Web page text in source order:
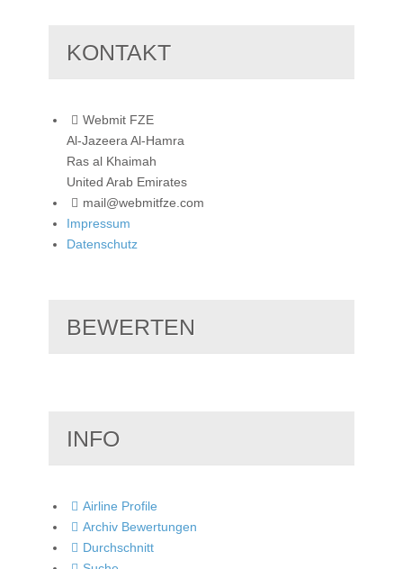
KONTAKT
Webmit FZE
Al-Jazeera Al-Hamra
Ras al Khaimah
United Arab Emirates
mail@webmitfze.com
Impressum
Datenschutz
BEWERTEN
INFO
Airline Profile
Archiv Bewertungen
Durchschnitt